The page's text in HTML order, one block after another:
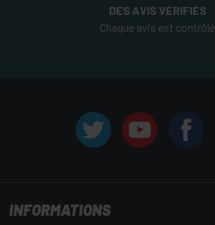
DES AVIS VÉRIFIÉS
Chaque avis est contrôlé
INFORMATIONS